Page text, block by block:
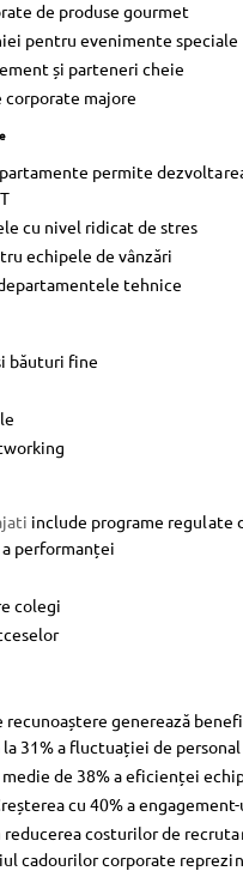
de produse gourmet
pentru evenimente speciale
și parteneri cheie
majore
permite
cu nivel ridicat de stres
echipele de vânzări
tehnice
băuturi fine
include programe regulate
performanței
colegi
generează
la 31% a fluctuației de personal
medie de 38% a eficienței
cu 40% a
reducerea costurilor de
cadourilor corporate